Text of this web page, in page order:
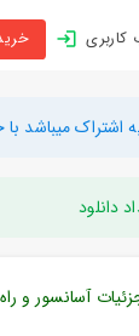
اشتراک
با خرید هر
دانلود
آسانسور و راه